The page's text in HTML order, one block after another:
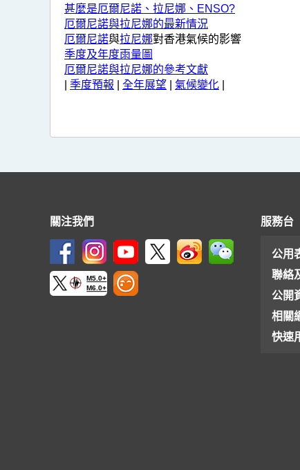
甚麼是厄爾尼諾、拉尼娜、ENSO?
厄爾尼諾與拉尼娜的最新情況
厄爾尼諾與拉尼娜對香港氣候的影響
季度及年度雨量圖
厄爾尼諾與拉尼娜的參考文獻
季度預報 全年展望 氣候變化
關注我們
M5.0+
M6.0+
服務台
公用
聯絡
公開
相關
快速